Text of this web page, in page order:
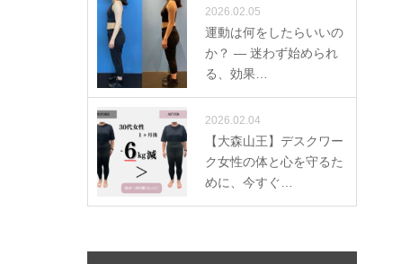
2026.02.05
運動は何をしたらいいの
か？ ― 迷わず始められ
る、効果…
2026.02.04
【大森山王】デスクワー
ク女性の体と心を守るた
めに、今すぐ…